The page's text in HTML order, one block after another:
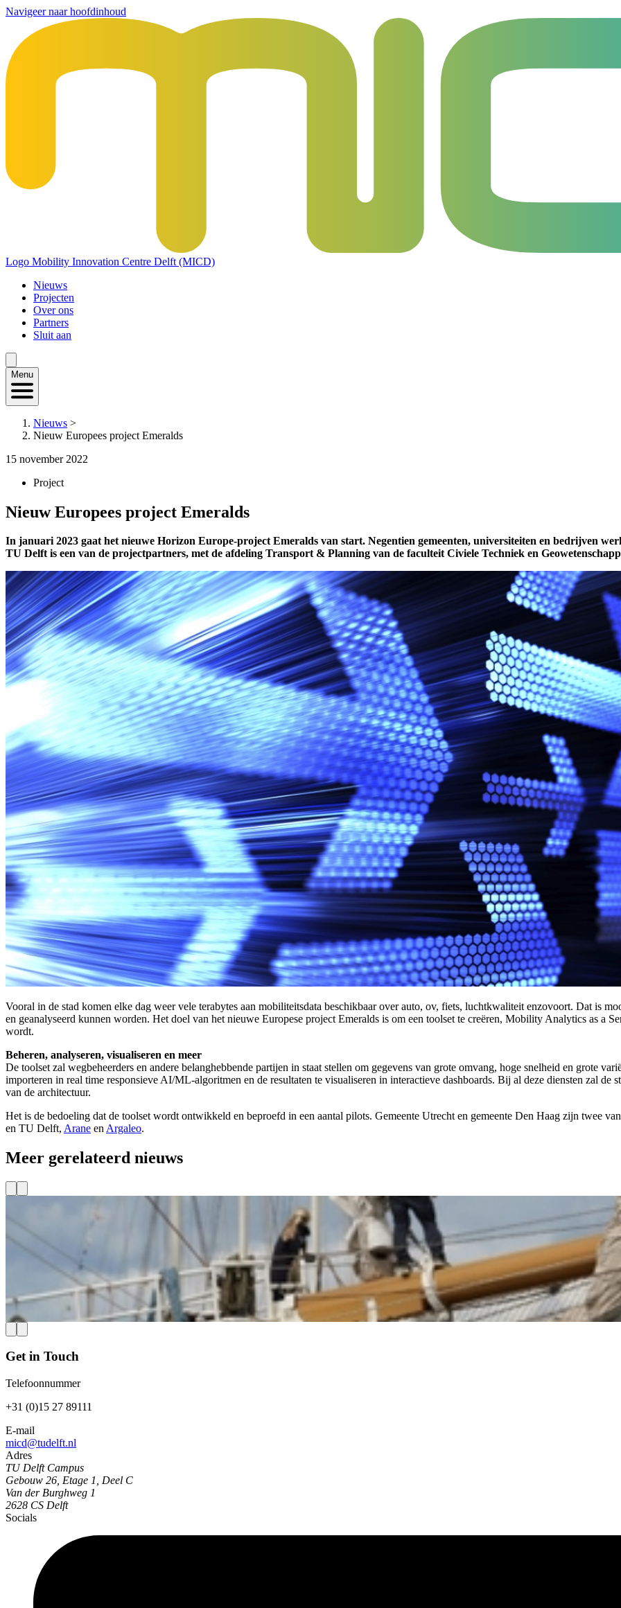
Navigeer naar hoofdinhoud
Logo Mobility Innovation Centre Delft (MICD)
Nieuws
Projecten
Over ons
Partners
Sluit aan
Menu
Nieuws >
Nieuw Europees project Emeralds
15 november 2022
Project
Nieuw Europees project Emeralds
In januari 2023 gaat het nieuwe Horizon Europe-project Emeralds van start. Negentien gemeenten, universiteiten en bedrijven
TU Delft is een van de projectpartners, met de afdeling Transport & Planning van de faculteit Civiele Techniek en
Vooral in de stad komen elke dag weer vele terabytes aan mobiliteitsdata beschikbaar over auto, ov, fiets, luchtkwaliteit enzovoort. Dat is
en geanalyseerd kunnen worden. Het doel van het nieuwe Europese project Emeralds is om een toolset te creëren, Mobility Analytics as a
wordt.
Beheren, analyseren, visualiseren en meer
De toolset zal wegbeheerders en andere belanghebbende partijen in staat stellen om gegevens van grote omvang, hoge snelheid en grote
importeren in real time responsieve AI/ML-algoritmen en de resultaten te visualiseren in interactieve dashboards. Bij al deze diensten zal de
van de architectuur.
Het is de bedoeling dat de toolset wordt ontwikkeld en beproefd in een aantal pilots. Gemeente Utrecht en gemeente Den Haag zijn twee
en TU Delft, Arane enArgaleo.
Meer gerelateerd nieuws
AiMTT publiceert leermodule over crowdmanagement
Op 2 juli 2026 lanceerde AiMTT zijn eerste (Engelstalige) leermodule, Crowd Management During Events. De module bestaat uit 19
wetenschap en het bedrijfsleven leggen uit hoe AI en data kunnen bijdragen aan beter crowdmanagement tijdens grootschalige evenementen.
Lees meer
Get in Touch
Telefoonnummer
+31 (0)15 27 89111
E-mail
micd@tudelft.nl
Adres
TU Delft Campus
Gebouw 26, Etage 1, Deel C
Van der Burghweg 1
2628 CS Delft
Socials